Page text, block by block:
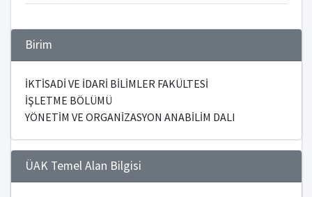
Birim
İKTİSADİ VE İDARİ BİLİMLER FAKÜLTESİ
İŞLETME BÖLÜMÜ
YÖNETİM VE ORGANİZASYON ANABİLİM DALI
ÜAK Temel Alan Bilgisi